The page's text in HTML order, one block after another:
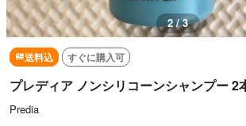
2 / 3
送料込 すぐに購入可
プレディア ノンシリコーンシャンプー 2
Predia